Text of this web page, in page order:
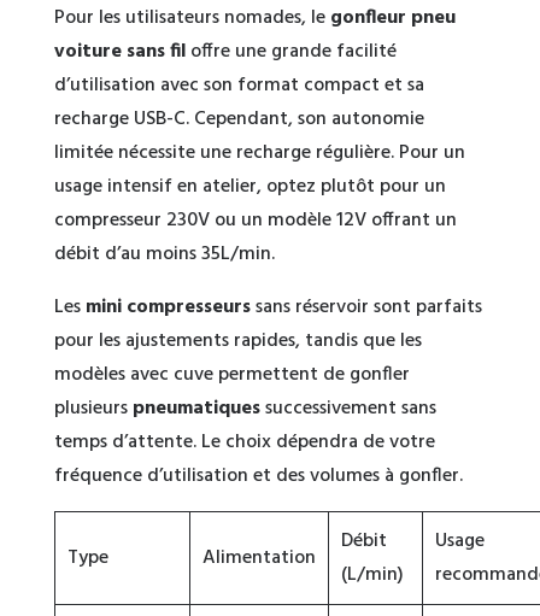
Pour les utilisateurs nomades, legonfleur pneu
voiture sans filoffre une grande facilité
d’utilisation avec son format compact et sa
recharge USB-C. Cependant, son autonomie
limitée nécessite une recharge régulière. Pour un
usage intensif en atelier, optez plutôt pour un
compresseur 230V ou un modèle 12V offrant un
débit d’au moins 35L/min.
Lesmini compresseurssans réservoir sont parfaits
pour les ajustements rapides, tandis que les
modèles avec cuve permettent de gonfler
plusieurspneumatiquessuccessivement sans
temps d’attente. Le choix dépendra de votre
fréquence d’utilisation et des volumes à gonfler.
Type Alimentation
Débit
(L/min)
Usage